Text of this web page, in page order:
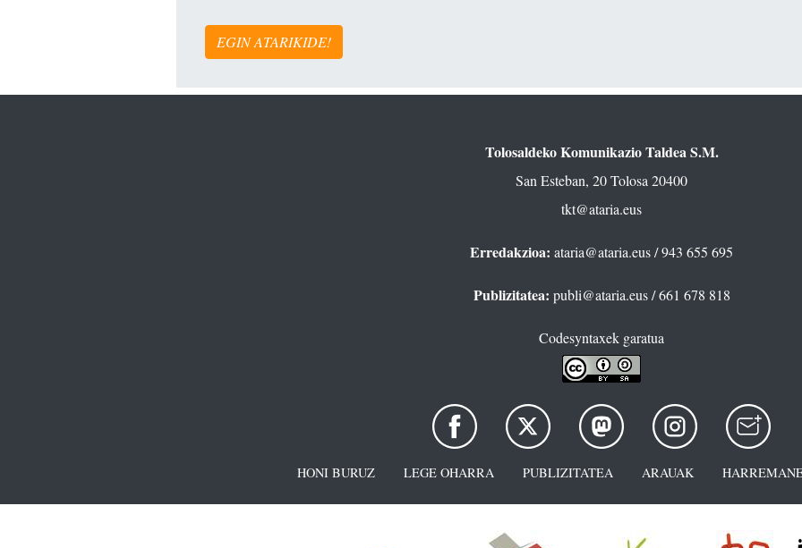
EGIN ATARIKIDE!
Tolosaldeko Komunikazio Taldea S.M.
San Esteban, 20 Tolosa 20400
tkt@ataria.eus
Erredakzioa: ataria@ataria.eus/ 943 655 695
Publizitatea: publi@ataria.eus/ 661 678 818
Codesyntaxek garatua
HONI BURUZ LEGE OHARRA PUBLIZITATEA ARAUAK